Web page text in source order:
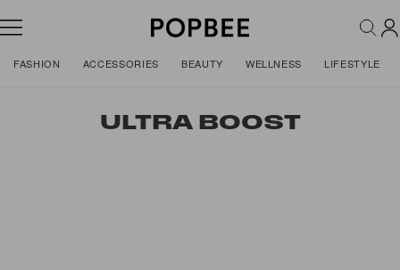
FASHION ACCESSORIES BEAUTY WELLNESS LIFESTYLE
ULTRA BOOST